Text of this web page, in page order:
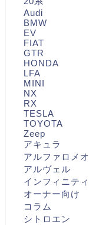
Audi
BMW
EV
FIAT
GTR
HONDA
LFA
MINI
NX
RX
TESLA
TOYOTA
Zeep
アキュラ
アルファロメオ
アルヴェル
インフィニティ
オーナー向け
コラム
シトロエン